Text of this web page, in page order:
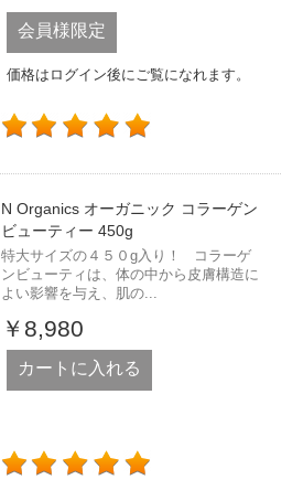
会員様限定
価格はログイン後にご覧になれます。
N Organics オーガニック コラーゲン
ビューティー 450g
特大サイズの４５０g入り！ コラーゲ
ンビューティは、体の中から皮膚構造に
よい影響を与え、肌の...
￥8,980
カートに入れる